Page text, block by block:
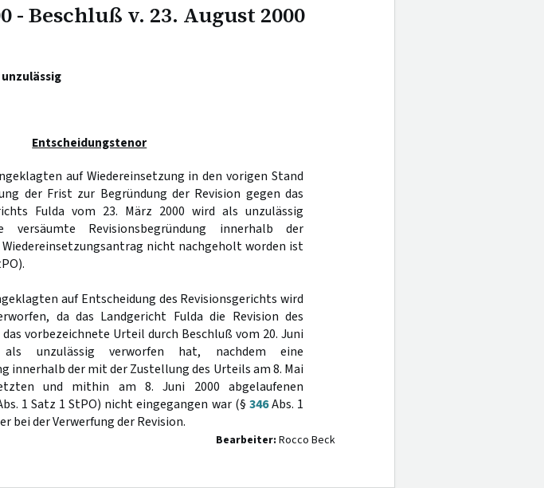
- Beschluß v. 23. August 2000
Entscheidungstenor
auf Wiedereinsetzung in den vorigen Stand
der Frist zur Begründung der Revision gegen das
Fulda vom 23. März 2000 wird als unzulässig
versäumte Revisionsbegründung innerhalb der
nicht nachgeholt worden ist
auf Entscheidung des Revisionsgerichts wird
da das Landgericht Fulda die Revision des
vorbezeichnete Urteil durch Beschluß vom 20. Juni
unzulässig verworfen hat, nachdem eine
innerhalb der mit der Zustellung des Urteils am 8. Mai
und mithin am 8. Juni 2000 abgelaufenen
1 Satz 1 StPO) nicht eingegangen war (§ 346Abs. 1
bei der Verwerfung der Revision.
Bearbeiter: Rocco Beck